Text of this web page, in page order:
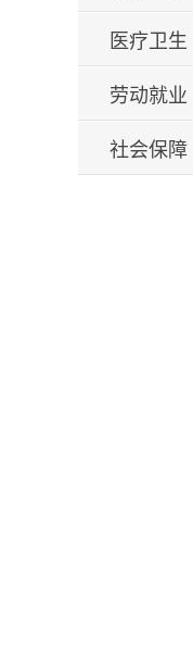
医疗卫生
劳动就业
社会保障